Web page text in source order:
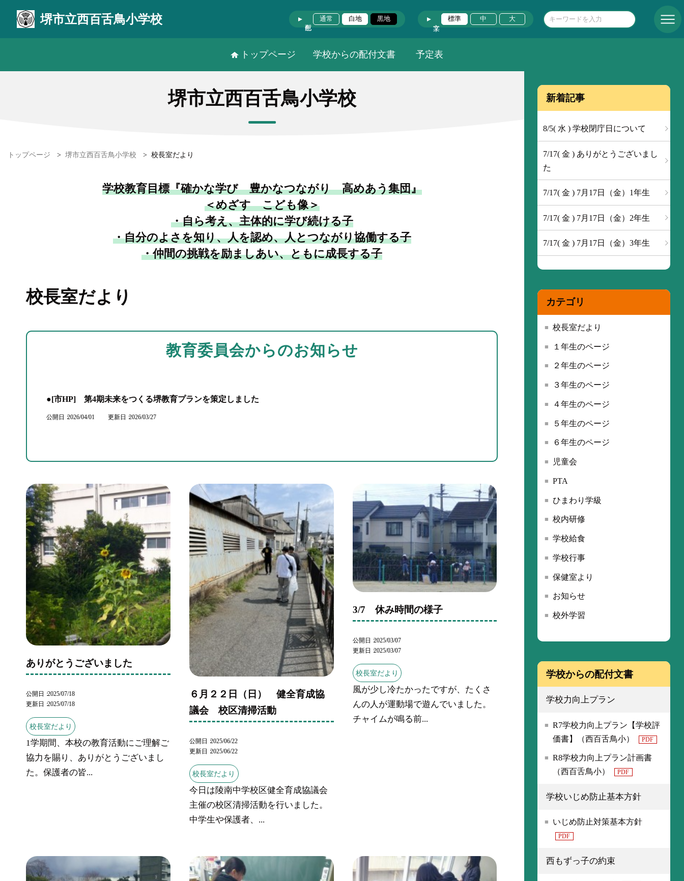
堺市立西百舌鳥小学校 通常 白地 黒地 標準 中 大
トップページ 学校からの配付文書 予定表
堺市立西百舌鳥小学校
トップページ > 堺市立西百舌鳥小学校 > 校長室だより
学校教育目標『確かな学び 豊かなつながり 高めあう集団』
＜めざす こども像＞
・自ら考え、主体的に学び続ける子
・自分のよさを知り、人を認め、人とつながり協働する子
・仲間の挑戦を励ましあい、ともに成長する子
校長室だより
教育委員会からのお知らせ
●[市HP] 第4期未来をつくる堺教育プランを策定しました
公開日 2026/04/01 更新日 2026/03/27
ありがとうございました
公開日
2025/07/18
更新日
2025/07/18
校長室だより
1学期間、本校の教育活動にご理解ご
協力を賜り、ありがとうございまし
た。保護者の皆...
６月２２日（日） 健全育成協
議会 校区清掃活動
公開日
2025/06/22
更新日
2025/06/22
校長室だより
今日は陵南中学校区健全育成協議会
主催の校区清掃活動を行いました。
中学生や保護者、...
3/7 休み時間の様子
公開日 2025/03/07
更新日 2025/03/07
校長室だより
風が少し冷たかったですが、たくさ
んの人が運動場で遊んでいました。
チャイムが鳴る前...
新着記事
8/5( 水 ) 学校閉庁日について
7/17( 金 ) ありがとうございまし
た
7/17( 金 ) 7月17日（金）1年生
7/17( 金 ) 7月17日（金）2年生
7/17( 金 ) 7月17日（金）3年生
カテゴリ
校長室だより
１年生のページ
２年生のページ
３年生のページ
４年生のページ
５年生のページ
６年生のページ
児童会
PTA
ひまわり学級
校内研修
学校給食
学校行事
保健室より
お知らせ
校外学習
学校からの配付文書
学校力向上プラン
R7学校力向上プラン【学校評
価書】（西百舌鳥小）
PDF
R8学校力向上プラン計画書
（西百舌鳥小）
PDF
学校いじめ防止基本方針
いじめ防止対策基本方針
PDF
西もずっ子の約束